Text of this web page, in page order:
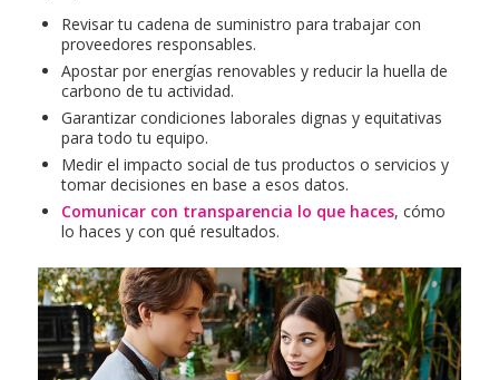
Revisar tu cadena de suministro para trabajar con
proveedores responsables.
Apostar por energías renovables y reducir la huella de
carbono de tu actividad.
Garantizar condiciones laborales dignas y equitativas
para todo tu equipo.
Medir el impacto social de tus productos o servicios y
tomar decisiones en base a esos datos.
Comunicar con transparencia lo que haces, cómo
lo haces y con qué resultados.